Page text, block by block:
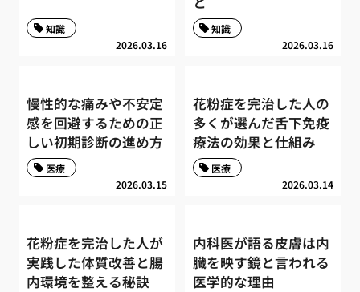
2026.03.16
知識
2026.03.16
知識
慢性的な痛みや不安定
感を回避するための正
しい初期診断の進め方
2026.03.15
医療
花粉症を完治した人の
多くが選んだ舌下免疫
療法の効果と仕組み
2026.03.14
医療
花粉症を完治した人が
実践した体質改善と腸
内環境を整える秘訣
内科医が語る皮膚は内
臓を映す鏡と言われる
医学的な理由